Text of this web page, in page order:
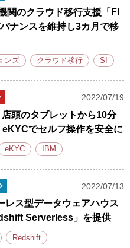
関のクラウド移行支援「FI
ナンスを維持し3カ月で移
ンズ クラウド移行 SI
2022/07/19
頭のタブレットから10分
でセルフ操作を安全に
eKYC IBM
2022/07/13
レス型データウェアハウス
Serverless」を提供
Redshift